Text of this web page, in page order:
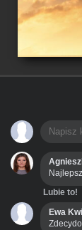
Lubie to!
Ewa